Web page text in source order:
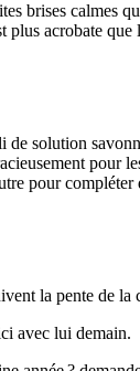
brises
acrobate
solution
pour
pour compléter
la pente de
avec lui demain.